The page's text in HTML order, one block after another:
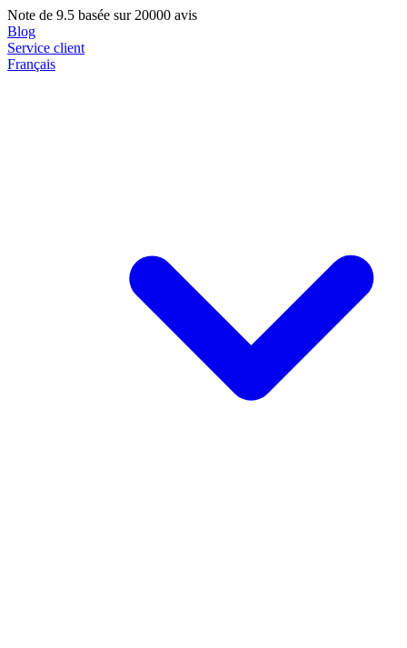
Note de 9.5 basée sur 20000 avis
Blog
Service client
Français